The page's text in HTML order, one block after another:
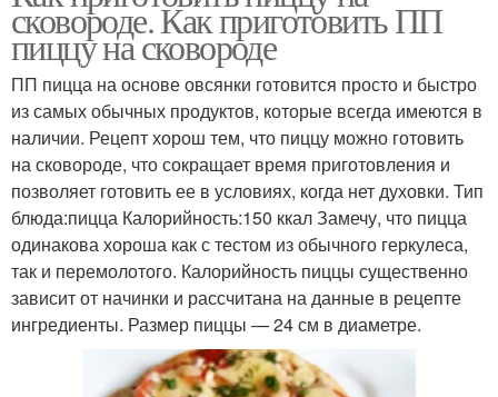
сковороде. Как приготовить ПП
пиццу на сковороде
ПП пицца на основе овсянки готовится просто и быстро
из самых обычных продуктов, которые всегда имеются в
наличии. Рецепт хорош тем, что пиццу можно готовить
на сковороде, что сокращает время приготовления и
позволяет готовить ее в условиях, когда нет духовки. Тип
блюда:пицца Калорийность:150 ккал Замечу, что пицца
одинакова хороша как с тестом из обычного геркулеса,
так и перемолотого. Калорийность пиццы существенно
зависит от начинки и рассчитана на данные в рецепте
ингредиенты. Размер пиццы — 24 см в диаметре.